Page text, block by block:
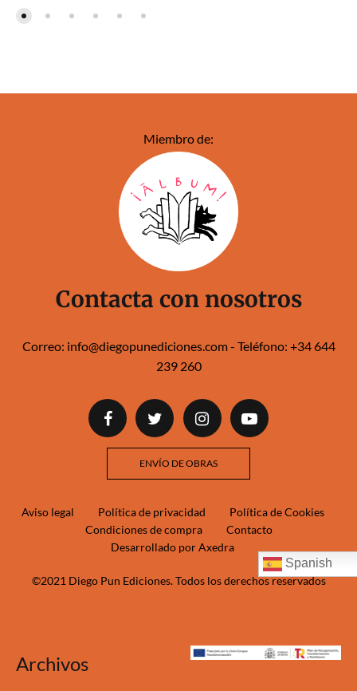
Miembro de:
Contacta con nosotros
Correo: info@diegopunediciones.com- Teléfono: +34 644
239 260‬‬
ENVÍO DE OBRAS
©2021 Diego Pun Ediciones. Todos los derechos reservados
Aviso legal Política de privacidad
Política de Cookies
Condiciones de compra
Contacto
Desarrollado por Axedra
Spanish
Archivos